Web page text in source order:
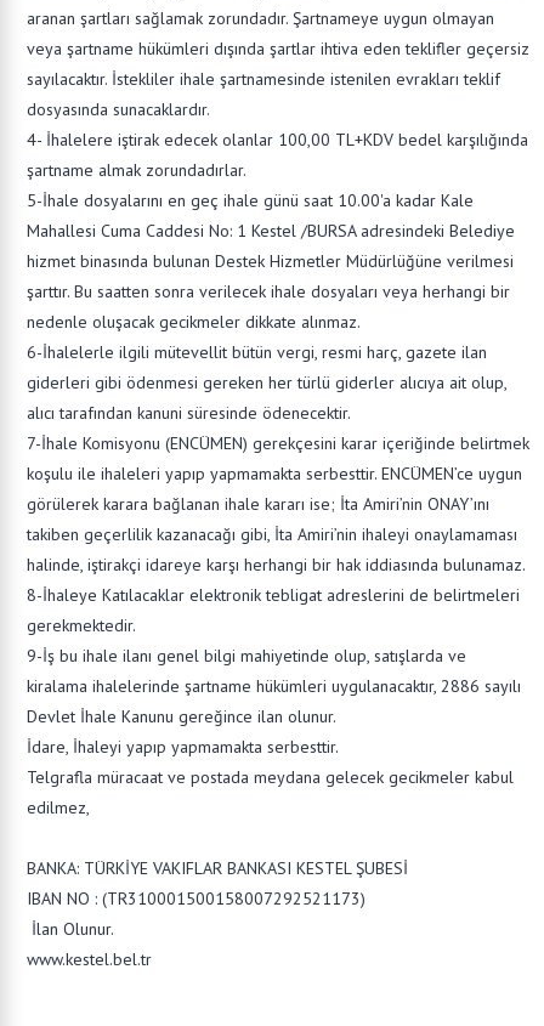
aranan şartları sağlamak zorundadır. Şartnameye uygun olmayan
veya şartname hükümleri dışında şartlar ihtiva eden teklifler geçersiz
sayılacaktır. İstekliler ihale şartnamesinde istenilen evrakları teklif
dosyasında sunacaklardır.
4- İhalelere iştirak edecek olanlar 100,00 TL+KDV bedel karşılığında
şartname almak zorundadırlar.
5-İhale dosyalarını en geç ihale günü saat 10.00'a kadar Kale
Mahallesi Cuma Caddesi No: 1 Kestel /BURSA adresindeki Belediye
hizmet binasında bulunan Destek Hizmetler Müdürlüğüne verilmesi
şarttır. Bu saatten sonra verilecek ihale dosyaları veya herhangi bir
nedenle oluşacak gecikmeler dikkate alınmaz.
6-İhalelerle ilgili mütevellit bütün vergi, resmi harç, gazete ilan
giderleri gibi ödenmesi gereken her türlü giderler alıcıya ait olup,
alıcı tarafından kanuni süresinde ödenecektir.
7-İhale Komisyonu (ENCÜMEN) gerekçesini karar içeriğinde belirtmek
koşulu ile ihaleleri yapıp yapmamakta serbesttir. ENCÜMEN’ce uygun
görülerek karara bağlanan ihale kararı ise; İta Amiri’nin ONAY’ını
takiben geçerlilik kazanacağı gibi, İta Amiri’nin ihaleyi onaylamaması
halinde, iştirakçi idareye karşı herhangi bir hak iddiasında bulunamaz.
8-İhaleye Katılacaklar elektronik tebligat adreslerini de belirtmeleri
gerekmektedir.
9-İş bu ihale ilanı genel bilgi mahiyetinde olup, satışlarda ve
kiralama ihalelerinde şartname hükümleri uygulanacaktır, 2886 sayılı
Devlet İhale Kanunu gereğince ilan olunur.
İdare, İhaleyi yapıp yapmamakta serbesttir.
Telgrafla müracaat ve postada meydana gelecek gecikmeler kabul
edilmez,
BANKA: TÜRKİYE VAKIFLAR BANKASI KESTEL ŞUBESİ
IBAN NO : (TR310001500158007292521173)
İlan Olunur.
www.kestel.bel.tr